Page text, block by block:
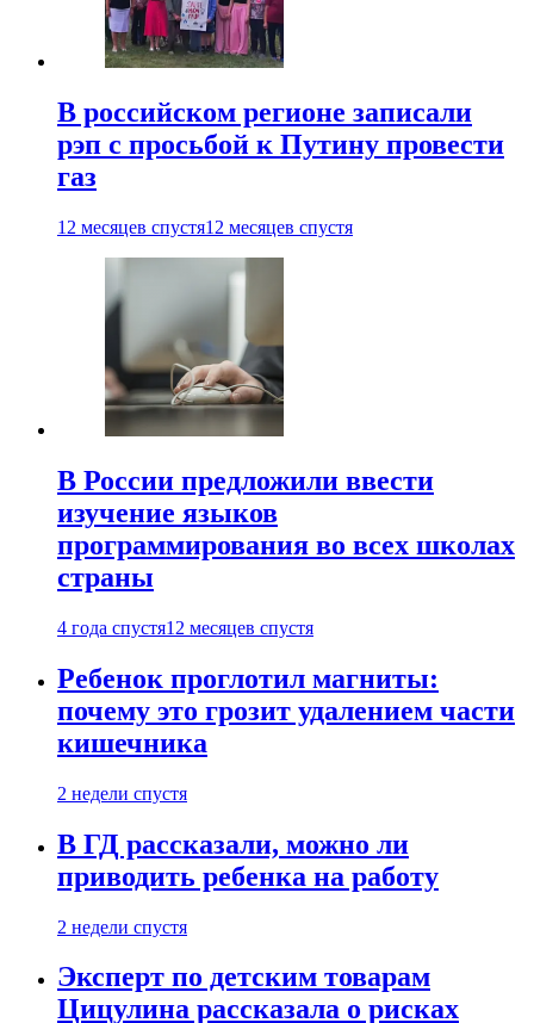
В российском регионе записали
рэп с просьбой к Путину провести
газ
12 месяцев спустя12 месяцев спустя
В России предложили ввести
изучение языков
программирования во всех школах
страны
4 года спустя12 месяцев спустя
Ребенок проглотил магниты:
почему это грозит удалением части
кишечника
2 недели спустя
В ГД рассказали, можно ли
приводить ребенка на работу
2 недели спустя
Эксперт по детским товарам
Цицулина рассказала о рисках